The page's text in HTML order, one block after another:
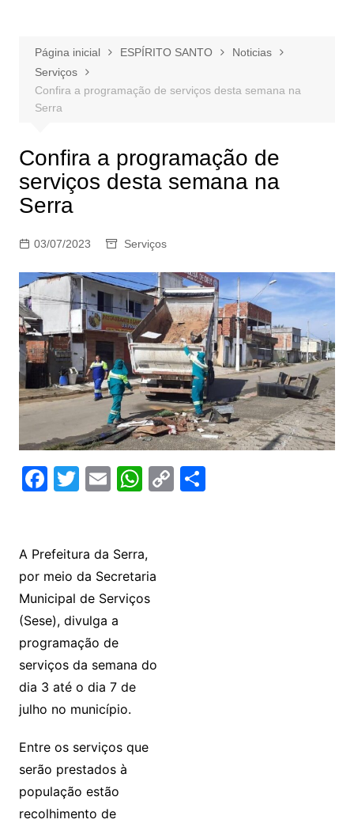
Página inicial ESPÍRITO SANTO
Noticias
Serviços
Confira a programação de serviços desta semana na
Serra
Confira a programação de
serviços desta semana na
Serra
03/07/2023 Serviços
F
e
b
o
o
k
T
er
E
l
W
s
A
p
C C
A Prefeitura da Serra,
por meio da Secretaria
Municipal de Serviços
(Sese), divulga a
programação de
serviços da semana do
dia 3 até o dia 7 de
julho no município.
Entre os serviços que
serão prestados à
população estão
recolhimento de